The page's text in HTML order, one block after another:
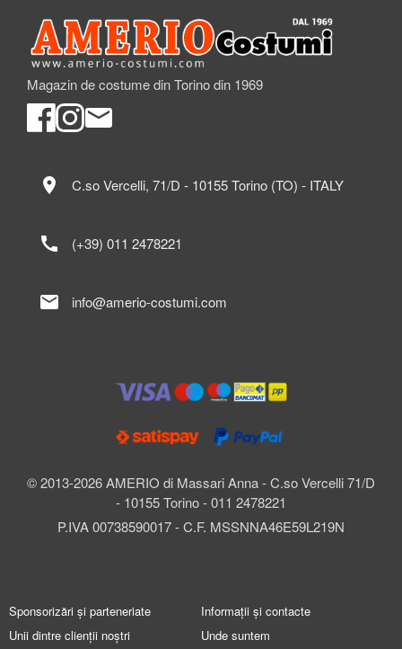
Magazin de costume din Torino din 1969
© 2013-2026 AMERIO di Massari Anna - C.so Vercelli 71/D
- 10155 Torino - 011 2478221
P.IVA 00738590017 - C.F. MSSNNA46E59L219N
location_on C.so Vercelli, 71/D - 10155 Torino (TO) - ITALY
call (+39) 011 2478221
mail info@amerio-costumi.com
Sponsorizări și parteneriate
Unii dintre clienții noștri
Informații și contacte
Unde suntem